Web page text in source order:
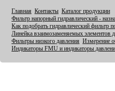
Главная Контакты Каталог продукции
Фильтр напорный гидравлический -
Как подобрать гидравлический фильтр
Линейка взаимозаменяемых элементов
Фильтры низкого давления Измерение
Индикаторы FMU и индикаторы